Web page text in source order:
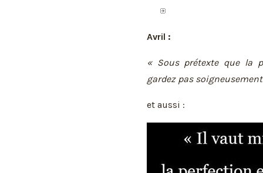
Avril :
« Sous prétexte que la
gardez pas
et aussi :